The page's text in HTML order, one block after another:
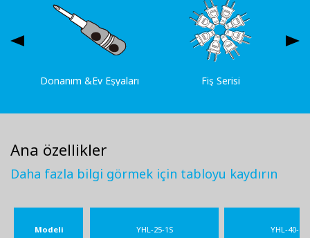
Donanım &Ev Eşyaları Fiş Serisi
Ana özellikler
Daha fazla bilgi görmek için tabloyu kaydırın
Modeli YHL-25-1S YHL-40-1S